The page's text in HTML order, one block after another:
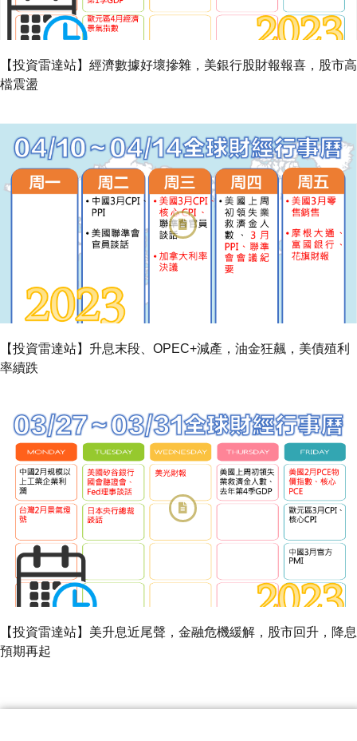
【投資雷達站】經濟數據好壞摻雜，美銀行股財報報喜，股市高
檔震盪
【投資雷達站】升息末段、OPEC+減產，油金狂飆，美債殖利
率續跌
【投資雷達站】美升息近尾聲，金融危機緩解，股市回升，降息
預期再起